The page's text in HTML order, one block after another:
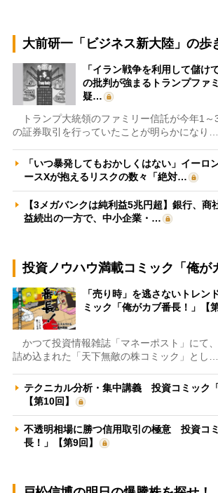
大前研一「ビジネス新大陸」の歩
「イラン戦争を利用して儲け
の批判が強まるトランプファ
疑…
トランプ大統領のファミリー信託が今年1～
の証券取引を行っていたことが明らかになり…
「いつ暴発してもおかしくはない」イーロ
ースXが抱えるリスクの数々「絶対…
【3メガバンクは純利益5兆円超】銀行、商
益続出の一方で、中小企業・…
投資ノウハウ満載コミック「俺が
「売り時」を逃さないトレ
ミック「俺がカブ番長！」【
かつて投資情報雑誌「マネーポスト」にて
詰め込まれた「天下無敵の株コミック」とし…
テクニカル分析・集中講義 投資コミック
【第10回】
不透明相場に勝つ信用取引の極意 投資コ
長！」【第9回】